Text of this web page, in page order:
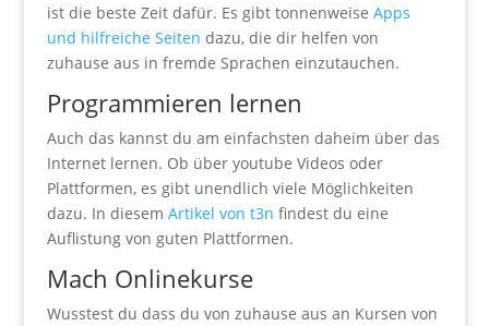
ist die beste Zeit dafür. Es gibt tonnenweise Apps
und hilfreiche Seiten dazu, die dir helfen von
zuhause aus in fremde Sprachen einzutauchen.
Programmieren lernen
Auch das kannst du am einfachsten daheim über das
Internet lernen. Ob über youtube Videos oder
Plattformen, es gibt unendlich viele Möglichkeiten
dazu. In diesem Artikel von t3n findest du eine
Auflistung von guten Plattformen.
Mach Onlinekurse
Wusstest du dass du von zuhause aus an Kursen von